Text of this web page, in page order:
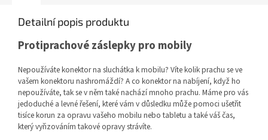
Detailní popis produktu
Protiprachové záslepky pro mobily
Nepoužíváte konektor na sluchátka k mobilu? Víte kolik prachu se ve
vašem konektoru nashromáždí? A co konektor na nabíjení, když ho
nepoužíváte, tak se v něm také nachází mnoho prachu. Máme pro vás
jedoduché a levné řešení, které vám v důsledku může pomoci ušetřit
tisíce korun za opravu vašeho mobilu nebo tabletu a také váš čas,
který vyřizováním takové opravy strávíte.